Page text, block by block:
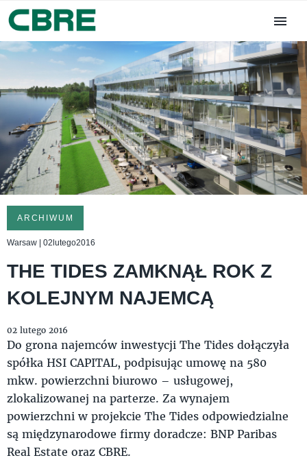
ARCHIWUM
Warsaw | 02lutego2016
THE TIDES ZAMKNĄŁ ROK Z
KOLEJNYM NAJEMCĄ
02 lutego 2016
Do grona najemców inwestycji The Tides dołączyła
spółka HSI CAPITAL, podpisując umowę na 580
mkw. powierzchni biurowo – usługowej,
zlokalizowanej na parterze. Za wynajem
powierzchni w projekcie The Tides odpowiedzialne
są międzynarodowe firmy doradcze: BNP Paribas
Real Estate oraz CBRE.